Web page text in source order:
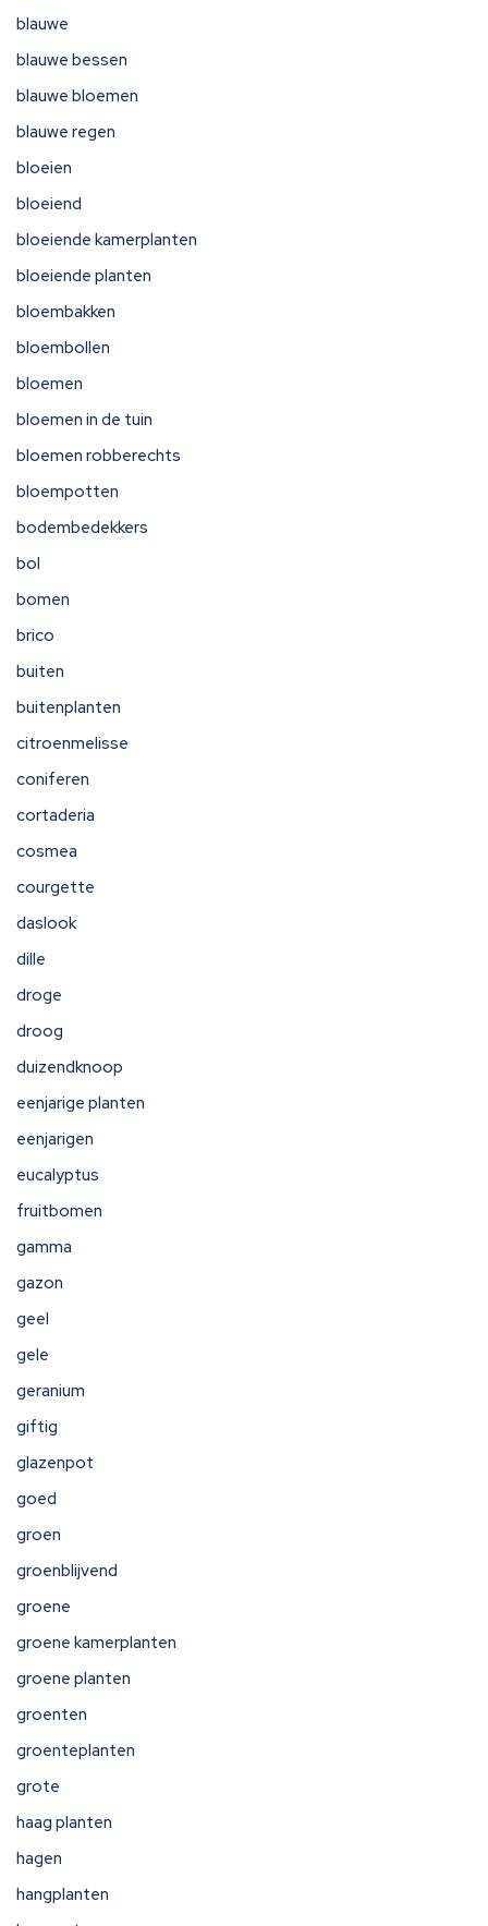
blauwe
blauwe bessen
blauwe bloemen
blauwe regen
bloeien
bloeiend
bloeiende kamerplanten
bloeiende planten
bloembakken
bloembollen
bloemen
bloemen in de tuin
bloemen robberechts
bloempotten
bodembedekkers
bol
bomen
brico
buiten
buitenplanten
citroenmelisse
coniferen
cortaderia
cosmea
courgette
daslook
dille
droge
droog
duizendknoop
eenjarige planten
eenjarigen
eucalyptus
fruitbomen
gamma
gazon
geel
gele
geranium
giftig
glazenpot
goed
groen
groenblijvend
groene
groene kamerplanten
groene planten
groenten
groenteplanten
grote
haag planten
hagen
hangplanten